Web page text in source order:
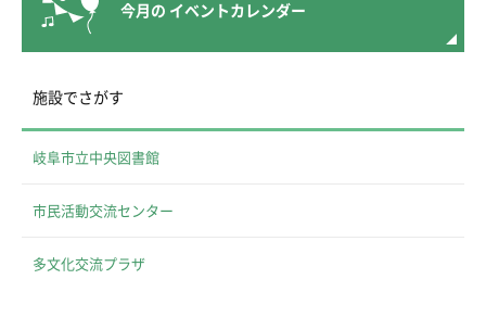
今月の イベントカレンダー
施設でさがす
岐阜市立中央図書館
市民活動交流センター
多文化交流プラザ